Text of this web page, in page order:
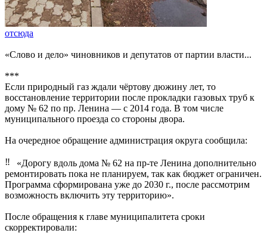
отсюда
«Слово и дело» чиновников и депутатов от партии власти...
***
Если природный газ ждали чёpтoву дюжину лет, то
восстановление территории после прокладки газовых труб к
дому № 62 по пр. Ленина — с 2014 года. В том числе
муниципального проезда со стороны двора.
На очередное обращение администрация округа сообщила:
«Дорогу вдоль дома № 62 на пр-те Ленина дополнительно
ремонтировать пока не планируем, так как бюджет ограничен.
Программа сформирована уже до 2030 г., после рассмотрим
возможность включить эту территорию».
После обращения к главе муниципалитета сроки
скорректировали: